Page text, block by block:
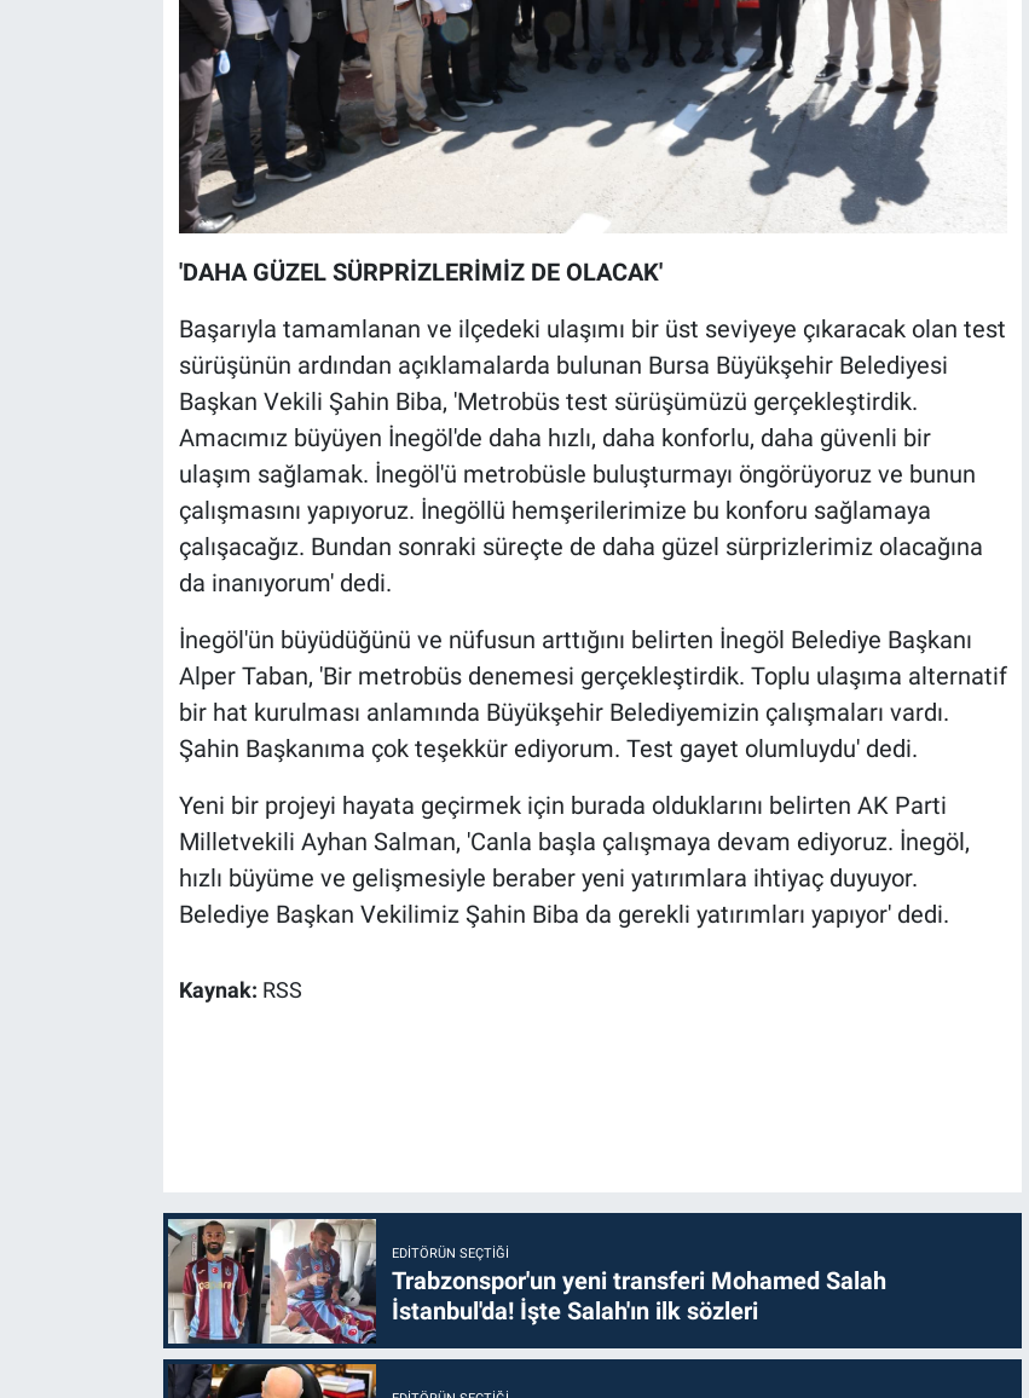
'DAHA GÜZEL SÜRPRİZLERİMİZ DE OLACAK'
Başarıyla tamamlanan ve ilçedeki ulaşımı bir üst seviyeye çıkaracak olan test
sürüşünün ardından açıklamalarda bulunan Bursa Büyükşehir Belediyesi
Başkan Vekili Şahin Biba, 'Metrobüs test sürüşümüzü gerçekleştirdik.
Amacımız büyüyen İnegöl'de daha hızlı, daha konforlu, daha güvenli bir
ulaşım sağlamak. İnegöl'ü metrobüsle buluşturmayı öngörüyoruz ve bunun
çalışmasını yapıyoruz. İnegöllü hemşerilerimize bu konforu sağlamaya
çalışacağız. Bundan sonraki süreçte de daha güzel sürprizlerimiz olacağına
da inanıyorum' dedi.
İnegöl'ün büyüdüğünü ve nüfusun arttığını belirten İnegöl Belediye Başkanı
Alper Taban, 'Bir metrobüs denemesi gerçekleştirdik. Toplu ulaşıma alternatif
bir hat kurulması anlamında Büyükşehir Belediyemizin çalışmaları vardı.
Şahin Başkanıma çok teşekkür ediyorum. Test gayet olumluydu' dedi.
Yeni bir projeyi hayata geçirmek için burada olduklarını belirten AK Parti
Milletvekili Ayhan Salman, 'Canla başla çalışmaya devam ediyoruz. İnegöl,
hızlı büyüme ve gelişmesiyle beraber yeni yatırımlara ihtiyaç duyuyor.
Belediye Başkan Vekilimiz Şahin Biba da gerekli yatırımları yapıyor' dedi.
Kaynak: RSS
EDITÖRÜN SEÇTIĞI
Trabzonspor'un yeni transferi Mohamed Salah
İstanbul'da! İşte Salah'ın ilk sözleri